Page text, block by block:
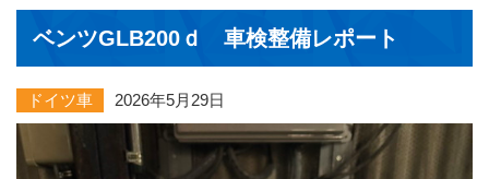
ベンツGLB200ｄ 車検整備レポート
ドイツ車 2026年5月29日